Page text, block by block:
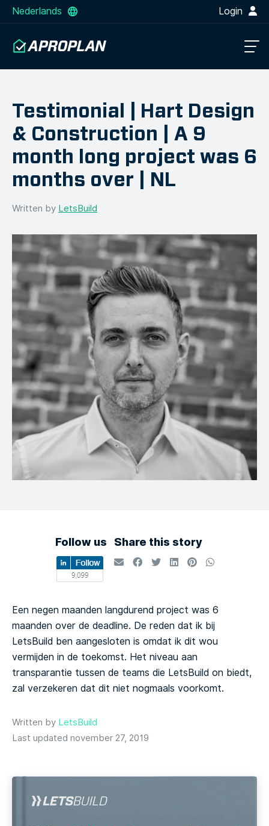
Nederlands Login
Testimonial | Hart Design
& Construction | A 9
month long project was 6
months over | NL
Written by LetsBuild
Follow us Share this story
Een negen maanden langdurend project was 6
maanden over de deadline. De reden dat ik bij
LetsBuild ben aangesloten is omdat ik dit wou
vermijden in de toekomst. Het niveau aan
transparantie tussen de teams die LetsBuild on biedt,
zal verzekeren dat dit niet nogmaals voorkomt.
Written by LetsBuild
Last updated november 27, 2019